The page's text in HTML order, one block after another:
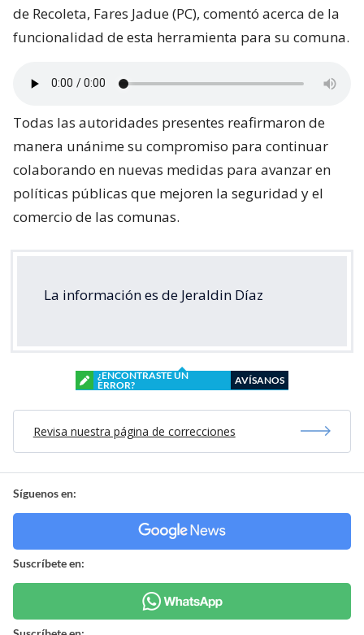
de Recoleta, Fares Jadue (PC), comentó acerca de la
funcionalidad de esta herramienta para su comuna.
Todas las autoridades presentes reafirmaron de
manera unánime su compromiso para continuar
colaborando en nuevas medidas para avanzar en
políticas públicas que mejoren la seguridad y el
comercio de las comunas.
La información es de Jeraldin Díaz
¿ENCONTRASTE UN
ERROR?
AVÍSANOS
Revisa nuestra página de correcciones
Síguenos en:
Suscríbete en: